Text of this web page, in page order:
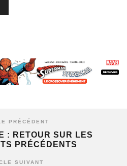
PRÉCÉDENT
: RETOUR SUR LES
PRÉCÉDENTS
SUIVANT